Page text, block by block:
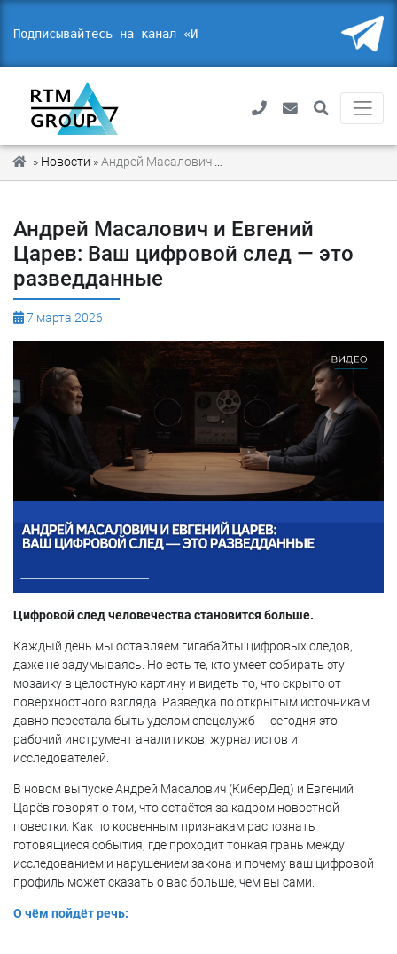
Подписывайтесь на канал «ИТ.
» Новости »
Андрей Масалович и Евгений
Царев: Ваш цифровой след — это
разведданные
7 марта 2026
Цифровой след человечества становится больше.
Каждый день мы оставляем гигабайты цифровых следов,
даже не задумываясь. Но есть те, кто умеет собирать эту
мозаику в целостную картину и видеть то, что скрыто от
поверхностного взгляда. Разведка по открытым источникам
давно перестала быть уделом спецслужб — сегодня это
рабочий инструмент аналитиков, журналистов и
исследователей.
В новом выпуске Андрей Масалович (КиберДед) и Евгений
Царёв говорят о том, что остаётся за кадром новостной
повестки. Как по косвенным признакам распознать
готовящиеся события, где проходит тонкая грань между
исследованием и нарушением закона и почему ваш цифровой
профиль может сказать о вас больше, чем вы сами.
О чём пойдёт речь: